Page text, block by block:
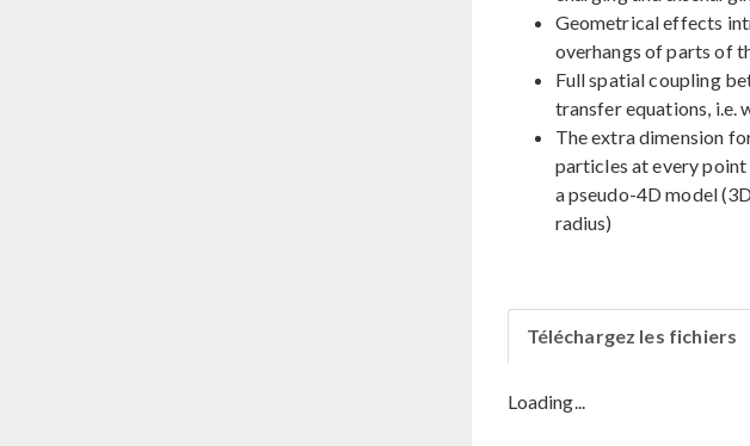
Geometrical effects
overhangs of parts of
Full spatial coupling
transfer equations, i.e.
The extra dimension
particles at every point
a pseudo-4D model
radius)
Téléchargez les fichiers
Loading...